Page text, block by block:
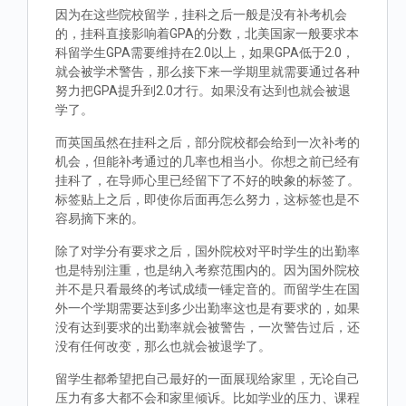
因为在这些院校留学，挂科之后一般是没有补考机会
的，挂科直接影响着GPA的分数，北美国家一般要求本
科留学生GPA需要维持在2.0以上，如果GPA低于2.0，
就会被学术警告，那么接下来一学期里就需要通过各种
努力把GPA提升到2.0才行。如果没有达到也就会被退
学了。
而英国虽然在挂科之后，部分院校都会给到一次补考的
机会，但能补考通过的几率也相当小。你想之前已经有
挂科了，在导师心里已经留下了不好的映象的标签了。
标签贴上之后，即使你后面再怎么努力，这标签也是不
容易摘下来的。
除了对学分有要求之后，国外院校对平时学生的出勤率
也是特别注重，也是纳入考察范围内的。因为国外院校
并不是只看最终的考试成绩一锤定音的。而留学生在国
外一个学期需要达到多少出勤率这也是有要求的，如果
没有达到要求的出勤率就会被警告，一次警告过后，还
没有任何改变，那么也就会被退学了。
留学生都希望把自己最好的一面展现给家里，无论自己
压力有多大都不会和家里倾诉。比如学业的压力、课程